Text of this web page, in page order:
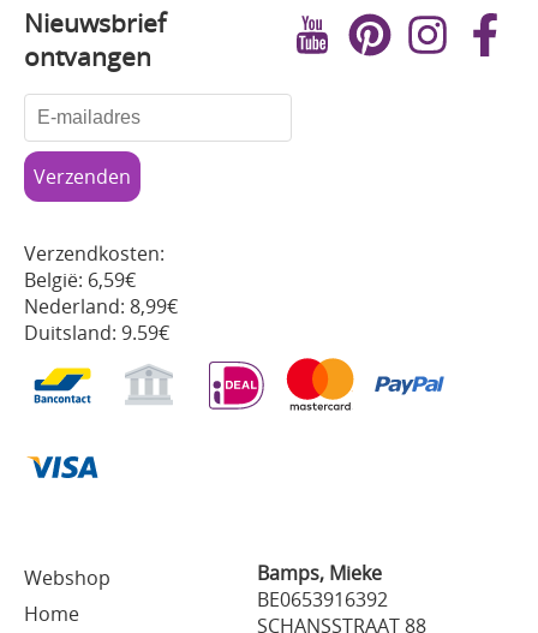
Webshop
Home
Bamps, Mieke
BE0653916392
SCHANSSTRAAT 88
Nieuwsbrief
ontvangen
Verzendkosten:
België: 6,59€
Nederland: 8,99€
Duitsland: 9.59€